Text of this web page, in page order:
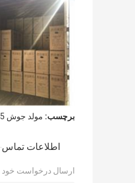
برچسب: مولد جوش 75 ولتی
اطلاعات تماس
ارسال درخواست خود